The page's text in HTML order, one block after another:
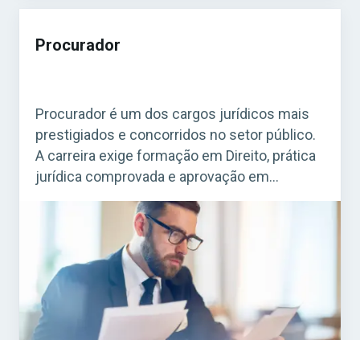
Procurador
Procurador é um dos cargos jurídicos mais
prestigiados e concorridos no setor público.
A carreira exige formação em Direito, prática
jurídica comprovada e aprovação em
concurso público. Com salários elevados e
atuação estratégica, a profissão atrai
milhares de candidatos em todo o país.
Acesse agora o Curso Grátis INSS 2026! O
cargo pode ser encontrado […]